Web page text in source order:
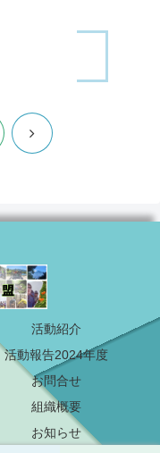
次
活動紹介
活動報告2024年度
お問合せ
組織概要
お知らせ